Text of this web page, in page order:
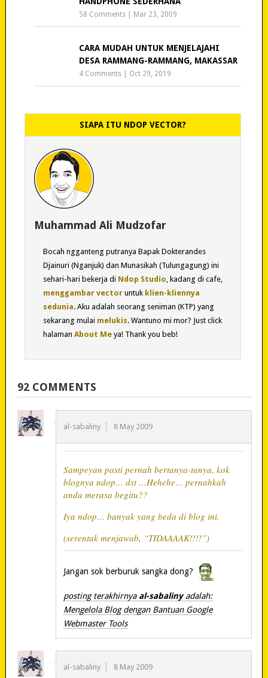
58 Comments Mar 23, 2009
CARA MUDAH UNTUK MENJELAJAHI
DESA RAMMANG-RAMMANG, MAKASSAR
4 Comments Oct 29, 2019
SIAPA ITU NDOP VECTOR?
Muhammad Ali Mudzofar
Bocah ngganteng putranya Bapak Dokterandes
Djainuri (Nganjuk) dan Munasikah (Tulungagung) ini
sehari-hari bekerja di Ndop Studio , kadang di cafe,
menggambar vectoruntuk klien-kliennya
sedunia. Aku adalah seorang seniman (KTP) yang
sekarang mulai melukis. Wantuno mi mor? Just click
halaman About Meya! Thank you beb!
92 COMMENTS
al-sabaliny 8 May 2009
Sampeyan pasti pernah bertanya-tanya, kok
blognya ndop… dst …Hehehe… pernahkah
anda merasa begitu??
Iya ndop… banyak yang beda di blog ini.
(serentak menjawab, “TIDAAAAK!!!!”)
Jangan sok berburuk sangka dong?
posting terakhirnya al-sabalinyadalah:
Mengelola Blog dengan Bantuan Google
Webmaster Tools
al-sabaliny 8 May 2009